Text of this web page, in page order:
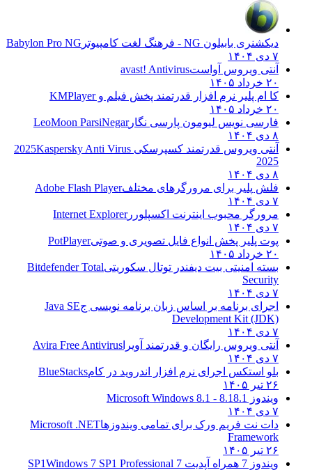
دیکشنری بابیلون NG - فرهنگ لغت کامپیوتر
Babylon Pro NG
آنتی ویروس آواستavast! Antivirus
۲۰ خرداد ۱۴۰۵
کا ام پلیر نرم افزار قدرتمند پخش فیلم وKMPlayer
۲۰ خرداد ۱۴۰۵
فارسی نویس لیومون پارسی نگارLeoMoon ParsiNegar
آنتی ویروس قدرتمند کسپرسکی 2025 Kaspersky Anti Virus
2025
فلش پلیر برای مرورگرهای مختلف Adobe Flash Player
مرورگر محبوب اینترنت اکسپلورر Internet Explorer
پوت پلیر پخش انواع فایل تصویری و صوتیPotPlayer
۲۰ خرداد ۱۴۰۵
بسته امنیتی بیت دیفندر توتال سکوریتیBitdefender Total
Security
اجرای برنامه بر اساس زبان برنامه نویسی ج Java SE
Development Kit (JDK)
آنتی ویروس رایگان و قدرتمند آویراAvira Free Antivirus
بلو استکس اجرای نرم افزار اندروید در کامBlueStacks
۲۶ تیر ۱۴۰۵
ویندوز 8.18.1 - Microsoft Windows 8.1
دات نت فریم ورک برای تمامی ویندوزهاMicrosoft .NET
Framework
۲۶ تیر ۱۴۰۵
ویندوز 7 همراه آپدیت 7 SP1
Windows 7 SP1 Professional